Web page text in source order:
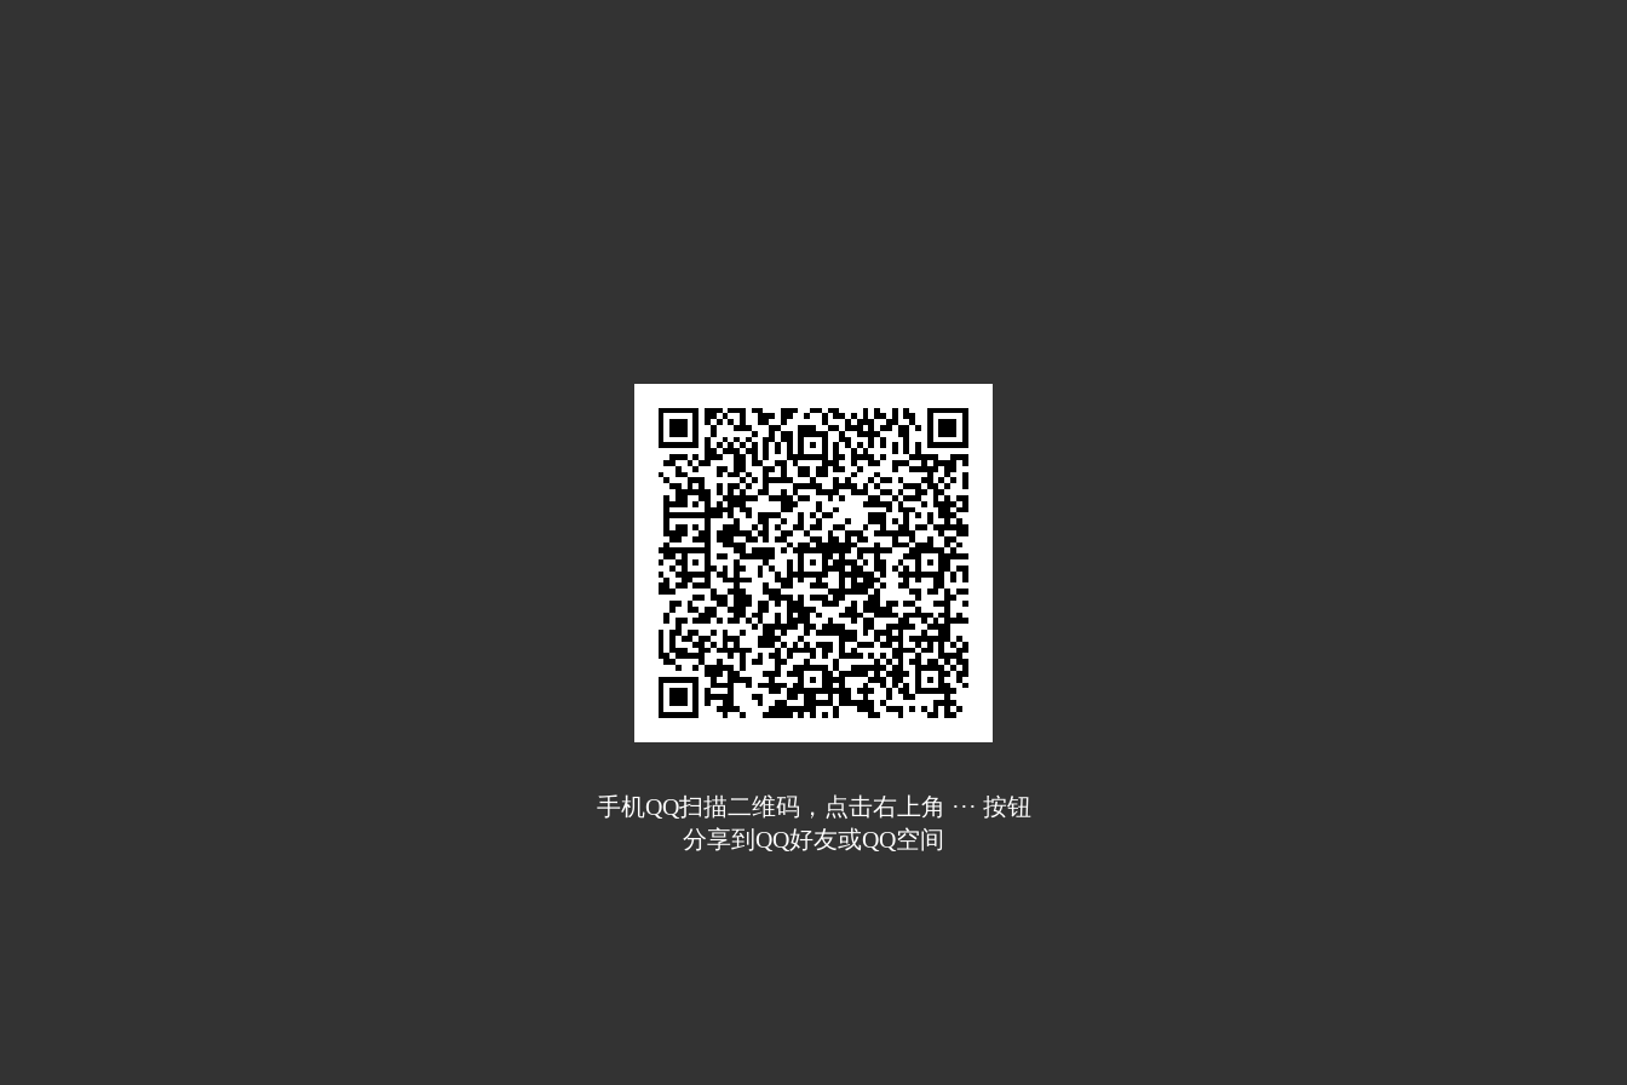
手机QQ扫描二维码，点击右上角 ··· 按钮
分享到QQ好友或QQ空间